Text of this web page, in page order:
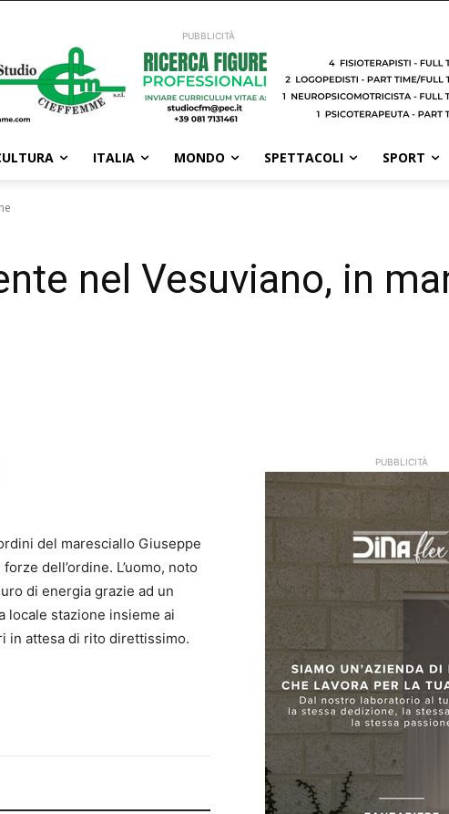
PUBBLICITÀ
ITALIA MONDO SPETTACOLI SPORT
nel Vesuviano, in
del maresciallo Giuseppe
dell’ordine. L’uomo, noto
di energia grazie ad un
locale stazione insieme ai
in attesa di rito direttissimo.
PUBBLICITÀ